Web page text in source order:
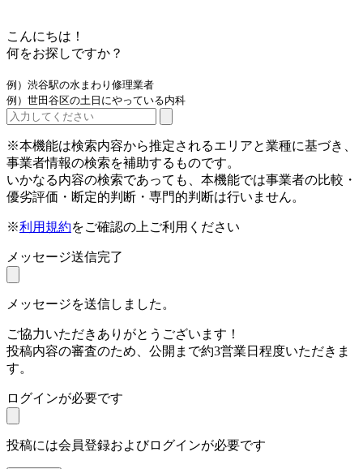
こんにちは！
何をお探しですか？
例）渋谷駅の水まわり修理業者
例）世田谷区の土日にやっている内科
※本機能は検索内容から推定されるエリアと業種に基づき、
事業者情報の検索を補助するものです。
いかなる内容の検索であっても、本機能では事業者の比較・
優劣評価・断定的判断・専門的判断は行いません。
※利用規約をご確認の上ご利用ください
メッセージ送信完了
メッセージを送信しました。
ご協力いただきありがとうございます！
投稿内容の審査のため、公開まで約3営業日程度いただきま
す。
ログインが必要です
投稿には会員登録およびログインが必要です